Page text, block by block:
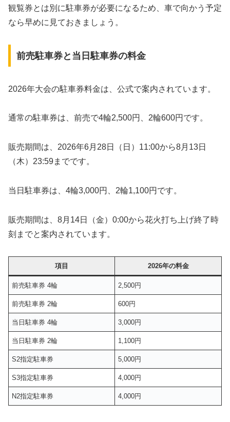
観覧券とは別に駐車券が必要になるため、車で向かう予定
なら早めに見ておきましょう。
前売駐車券と当日駐車券の料金
2026年大会の駐車券料金は、公式で案内されています。
通常の駐車券は、前売で4輪2,500円、2輪600円です。
販売期間は、2026年6月28日（日）11:00から8月13日
（木）23:59までです。
当日駐車券は、4輪3,000円、2輪1,100円です。
販売期間は、8月14日（金）0:00から花火打ち上げ終了時
刻までと案内されています。
項目 2026年の料金
前売駐車券 4輪 2,500円
前売駐車券 2輪 600円
当日駐車券 4輪 3,000円
当日駐車券 2輪 1,100円
S2指定駐車券 5,000円
S3指定駐車券 4,000円
N2指定駐車券 4,000円